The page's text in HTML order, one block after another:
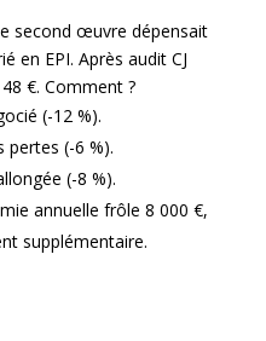
second œuvre dépensait
en EPI. Après audit CJ
€. Comment ?
(-12 %).
pertes (-6 %).
(-8 %).
annuelle frôle 8 000 €,
supplémentaire.